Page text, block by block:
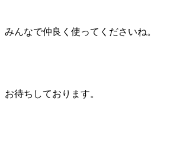
みんなで仲良く使ってくださいね。
お待ちしております。